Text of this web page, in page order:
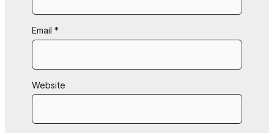
Email *
Website